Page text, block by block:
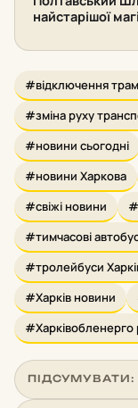
найстарішої
#відключення
#зміна руху
#новини сьогодні
#новини Харкова
#свіжі новини
#тимчасові
#тролейбуси
#Харків новини
#Харківобленерго
ПІДСУМУВАТИ: